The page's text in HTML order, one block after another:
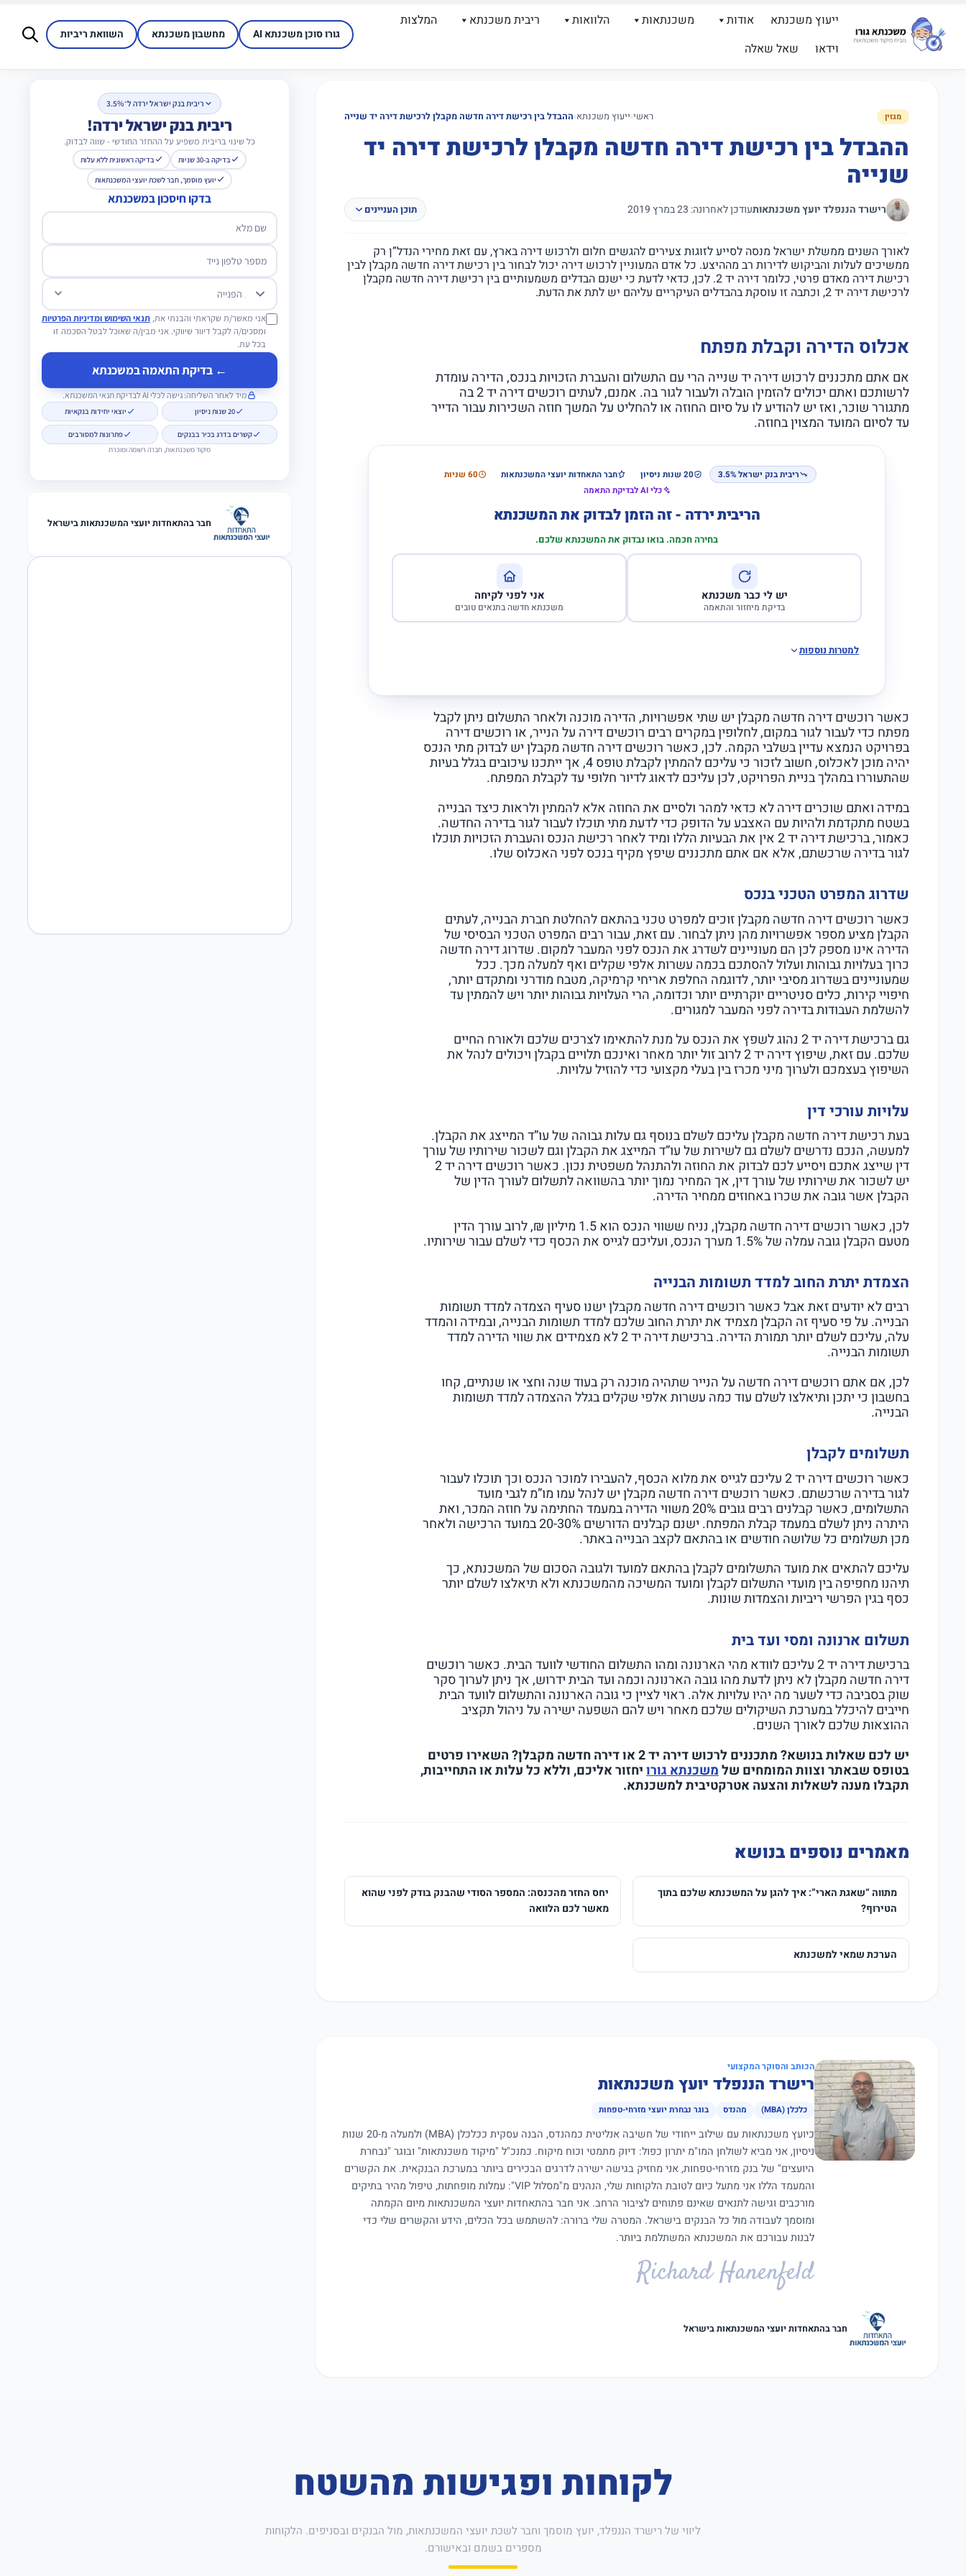
ייעוץ משכנתא אודות משכנתאות הלוואות ריבית משכנתא
המלצות
וידאו
שאל שאלה
גורו סוכן משכנתא AI מחשבון משכנתא השוואת ריביות
מגזין ראשי‹ייעוץ משכנתא‹ההבדל בין רכישת דירה חדשה מקבלן לרכישת דירה יד שנייה
ההבדל בין רכישת דירה חדשה מקבלן לרכישת דירה יד
שנייה
רישרד הננפלד יועץ משכנתאותעודכן לאחרונה: 23 במרץ 2019 תוכן העניינים
לאורך השנים ממשלת ישראל מנסה לסייע לזוגות צעירים להגשים חלום ולרכוש דירה בארץ, עם זאת מחירי הנדל”ן רק
ממשיכים לעלות והביקוש לדירות רב מההיצע. כל אדם המעוניין לרכוש דירה יכול לבחור בין רכישת דירה חדשה מקבלן לבין
רכישת דירה מאדם פרטי, כלומר דירה יד 2. לכן, כדאי לדעת כי ישנם הבדלים משמעותיים בין רכישת דירה חדשה מקבלן
לרכישת דירה יד 2, וכתבה זו עוסקת בהבדלים העיקריים עליהם יש לתת את הדעת.
אכלוס הדירה וקבלת מפתח
אם אתם מתכננים לרכוש דירה יד שנייה הרי עם התשלום והעברת הזכויות בנכס, הדירה עומדת
לרשותכם ואתם יכולים להזמין הובלה ולעבור לגור בה. אמנם, לעתים רוכשים דירה יד 2 בה
מתגורר שוכר, ואז יש להודיע לו על סיום החוזה או להחליט על המשך חוזה השכירות עבור הדייר
עד לסיום המועד המצוין בחוזה.
ריבית בנק ישראל 3.5% 20 שנות ניסיון חבר התאחדות יועצי המשכנתאות
60 שניות
כלי AI לבדיקת התאמה
הריבית ירדה - זה הזמן לבדוק את המשכנתא
בחירה חכמה. בואו נבדוק את המשכנתא שלכם.
יש לי כבר משכנתא
בדיקת מיחזור והתאמה
אני לפני לקיחה
משכנתא חדשה בתנאים טובים
למטרות נוספות
כאשר רוכשים דירה חדשה מקבלן יש שתי אפשרויות, הדירה מוכנה ולאחר התשלום ניתן לקבל
מפתח כדי לעבור לגור במקום, לחלופין במקרים רבים רוכשים דירה על הנייר, או רוכשים דירה
בפרויקט הנמצא עדיין בשלבי הקמה. לכן, כאשר רוכשים דירה חדשה מקבלן יש לבדוק מתי הנכס
יהיה מוכן לאכלוס, חשוב לזכור כי עליכם להמתין לקבלת טופס 4, אך ייתכנו עיכובים בגלל בעיות
שהתעוררו במהלך בניית הפרויקט, לכן עליכם לדאוג לדיור חלופי עד לקבלת המפתח.
במידה ואתם שוכרים דירה לא כדאי למהר ולסיים את החוזה אלא להמתין ולראות כיצד הבנייה
בשטח מתקדמת ולהיות עם האצבע על הדופק כדי לדעת מתי תוכלו לעבור לגור בדירה החדשה.
כאמור, ברכישת דירה יד 2 אין את הבעיות הללו ומיד לאחר רכישת הנכס והעברת הזכויות תוכלו
לגור בדירה שרכשתם, אלא אם אתם מתכננים שיפץ מקיף בנכס לפני האכלוס שלו.
שדרוג המפרט הטכני בנכס
כאשר רוכשים דירה חדשה מקבלן זוכים למפרט טכני בהתאם להחלטת חברת הבנייה, לעתים
הקבלן מציע מספר אפשרויות מהן ניתן לבחור. עם זאת, עבור רבים המפרט הטכני הבסיסי של
הדירה אינו מספק לכן הם מעוניינים לשדרג את הנכס לפני המעבר למקום. שדרוג דירה חדשה
כרוך בעלויות גבוהות ועלול להסתכם בכמה עשרות אלפי שקלים ואף למעלה מכך. ככל
שמעוניינים בשדרוג מסיבי יותר, לדוגמה החלפת אריחי קרמיקה, מטבח מודרני ומתקדם יותר,
חיפויי קירות, כלים סניטריים יוקרתיים יותר וכדומה, הרי העלויות גבוהות יותר ויש להמתין עד
להשלמת העבודות בדירה לפני המעבר למגורים.
גם ברכישת דירה יד 2 נהוג לשפץ את הנכס על מנת להתאימו לצרכים שלכם ולאורח החיים
שלכם. עם זאת, שיפוץ דירה יד 2 לרוב זול יותר מאחר ואינכם תלויים בקבלן ויכולים לנהל את
השיפוץ בעצמכם ולערוך מיני מכרז בין בעלי מקצועי כדי להוזיל עלויות.
עלויות עורכי דין
בעת רכישת דירה חדשה מקבלן עליכם לשלם בנוסף גם עלות גבוהה של עו”ד המייצג את הקבלן.
למעשה, הנכם נדרשים לשלם גם לשירות של עו”ד המייצג את הקבלן וגם לשכור שירותיו של עורך
דין שייצג אתכם ויסייע לכם לבדוק את החוזה ולהתנהל משפטית נכון. כאשר רוכשים דירה יד 2
יש לשכור את שירותיו של עורך דין, אך המחיר נמוך יותר בהשוואה לתשלום לעורך הדין של
הקבלן אשר גובה את שכרו באחוזים ממחיר הדירה.
לכן, כאשר רוכשים דירה חדשה מקבלן, נניח ששווי הנכס הוא 1.5 מיליון ₪, לרוב עורך הדין
מטעם הקבלן גובה עמלה של 1.5% מערך הנכס, ועליכם לגייס את הכסף כדי לשלם עבור שירותיו.
הצמדת יתרת החוב למדד תשומות הבנייה
רבים לא יודעים זאת אבל כאשר רוכשים דירה חדשה מקבלן ישנו סעיף הצמדה למדד תשומות
הבנייה. על פי סעיף זה הקבלן מצמיד את יתרת החוב שלכם למדד תשומות הבנייה, ובמידה והמדד
עלה, עליכם לשלם יותר תמורת הדירה. ברכישת דירה יד 2 לא מצמידים את שווי הדירה למדד
תשומות הבנייה.
לכן, אם אתם רוכשים דירה חדשה על הנייר שתהיה מוכנה רק בעוד שנה וחצי או שנתיים, קחו
בחשבון כי יתכן ותיאלצו לשלם עוד כמה עשרות אלפי שקלים בגלל ההצמדה למדד תשומות
הבנייה.
תשלומים לקבלן
כאשר רוכשים דירה יד 2 עליכם לגייס את מלוא הכסף, להעבירו למוכר הנכס וכך תוכלו לעבור
לגור בדירה שרכשתם. כאשר רוכשים דירה חדשה מקבלן יש לנהל עמו מו”מ לגבי מועד
התשלומים, כאשר קבלנים רבים גובים 20% משווי הדירה במעמד החתימה על חוזה המכר, ואת
היתרה ניתן לשלם במעמד קבלת המפתח. ישנם קבלנים הדורשים 20-30% במועד הרכישה ולאחר
מכן תשלומים כל שלושה חודשים או בהתאם לקצב הבנייה באתר.
עליכם להתאים את מועד התשלומים לקבלן בהתאם למועד ולגובה הסכום של המשכנתא, כך
תיהנו מחפיפה בין מועדי התשלום לקבלן ומועד המשיכה מהמשכנתא ולא תיאלצו לשלם יותר
כסף בגין הפרשי ריביות והצמדות שונות.
תשלום ארנונה ומסי ועד בית
ברכישת דירה יד 2 עליכם לוודא מהי הארנונה ומהו התשלום החודשי לוועד הבית. כאשר רוכשים
דירה חדשה מקבלן לא ניתן לדעת מהו גובה הארנונה וכמה ועד הבית ידרוש, אך ניתן לערוך סקר
שוק בסביבה כדי לשער מה יהיו עלויות אלה. ראוי לציין כי גובה הארנונה והתשלום לוועד הבית
חייבים להיכלל במערכת השיקולים שלכם מאחר ויש להם השפעה ישירה על ניהול תקציב
ההוצאות שלכם לאורך השנים.
יש לכם שאלות בנושא? מתכננים לרכוש דירה יד 2 או דירה חדשה מקבלן? השאירו פרטים
בטופס שבאתר וצוות המומחים שלמשכנתא גורויחזור אליכם, וללא כל עלות או התחייבות,
תקבלו מענה לשאלות והצעה אטרקטיבית למשכנתא.
מאמרים נוספים בנושא
מתווה “שאגת הארי”: איך להגן על המשכנתא שלכם בתוך
הטירוף?
יחס החזר מהכנסה: המספר הסודי שהבנק בודק לפני שהוא
מאשר לכם הלוואה
הערכת שמאי למשכנתא
הכותב והסוקר המקצועי
רישרד הננפלד יועץ משכנתאות
כלכלן (MBA) מהנדס בוגר נבחרת יועצי מזרחי-טפחות
כיועץ משכנתאות עם שילוב ייחודי של חשיבה אנליטית כמהנדס, הבנה עסקית ככלכלן (MBA) ולמעלה מ-20 שנות
ניסיון, אני מביא לשולחן המו"מ יתרון כפול: דיוק מתמטי וכוח מיקוח. כמנכ"ל "מיקוד משכנתאות" ובוגר "נבחרת
היועצים" של בנק מזרחי-טפחות, אני מחזיק בגישה ישירה לדרגים הבכירים ביותר במערכת הבנקאית. את הקשרים
והמעמד הללו אני מתעל כיום לטובת הלקוחות שלי, הנהנים מ"מסלול VIP": עמלות מופחתות, טיפול מהיר בתיקים
מורכבים וגישה לתנאים שאינם פתוחים לציבור הרחב. אני חבר בהתאחדות יועצי המשכנתאות מיום הקמתה
ומוסמך לעבודה מול כל הבנקים בישראל. המטרה שלי ברורה: להשתמש בכל הכלים, הידע והקשרים שלי כדי
לבנות עבורכם את המשכנתא המשתלמת ביותר.
Richard Hanenfeld
חבר בהתאחדות יועצי המשכנתאות בישראל
ריבית בנק ישראל ירדה ל־3.5%
ריבית בנק ישראל ירדה!
כל שינוי בריבית משפיע על ההחזר החודשי - שווה לבדוק.
בדיקה ב-30 שניות
בדיקה ראשונית ללא עלות
יועץ מוסמך, חבר לשכת יועצי המשכנתאות
בדקו חיסכון במשכנתא
שם מלא
מספר טלפון נייד
מטרת הפנייה
אני מאשר/ת שקראתי והבנתי את, תנאי השימוש ומדיניות הפרטיות
ומסכים/ה לקבל דיוור שיווקי. אני מבין/ה שאוכל לבטל הסכמה זו
בכל עת.
← בדיקת התאמה במשכנתא
מיד לאחר השליחה: גישה לכלי AI לבדיקת תנאי המשכנתא.
20 שנות ניסיון יוצאי יחידות בנקאיות
קשרים בדרג בכיר בבנקים פתרונות למסורבים
מיקוד משכנתאות, חברה רשומה ומוכרת
חבר בהתאחדות יועצי המשכנתאות בישראל
לקוחות ופגישות מהשטח
ליווי של רישרד הננפלד, יועץ מוסמך וחבר לשכת יועצי המשכנתאות, מול הבנקים ובסניפים. הלקוחות
מספרים בשמם ובאישורם.